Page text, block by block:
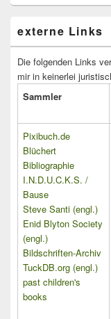
externe Links
Die folgenden Links
mir in keinerlei
Sammler
Pixibuch.de
Blüchert
Bibliographie
I.N.D.U.C.K.S. /
Bause
Steve Santi (engl.)
Enid Blyton Society
(engl.)
Bildschriften-Archiv
TuckDB.org (engl.)
past children's
books